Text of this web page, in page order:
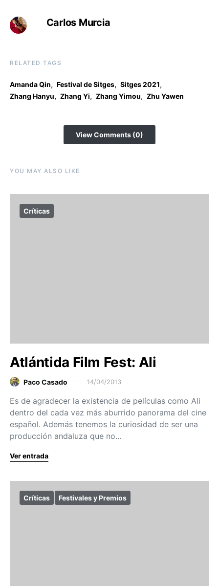
Carlos Murcia
RELATED TAGS
Amanda Qin, Festival de Sitges, Sitges 2021,
Zhang Hanyu, Zhang Yi, Zhang Yimou, Zhu Yawen
View Comments (0)
YOU MAY ALSO LIKE
Críticas
Atlántida Film Fest: Ali
Paco Casado 14/04/2013
Es de agradecer la existencia de películas como Ali
dentro del cada vez más aburrido panorama del cine
español. Además tenemos la curiosidad de ser una
producción andaluza que no…
Ver entrada
Críticas Festivales y Premios